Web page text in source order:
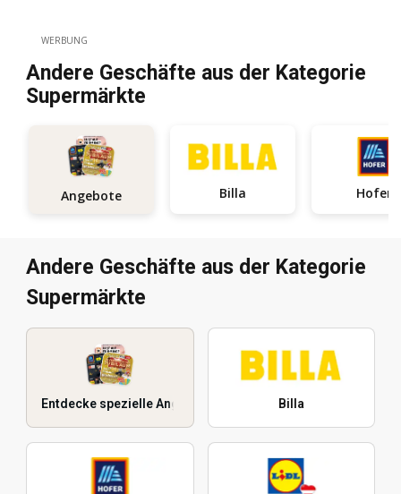
WERBUNG
Andere Geschäfte aus der Kategorie
Supermärkte
Angebote Billa Hofer
Andere Geschäfte aus der Kategorie
Supermärkte
Entdecke spezielle Angebote Billa